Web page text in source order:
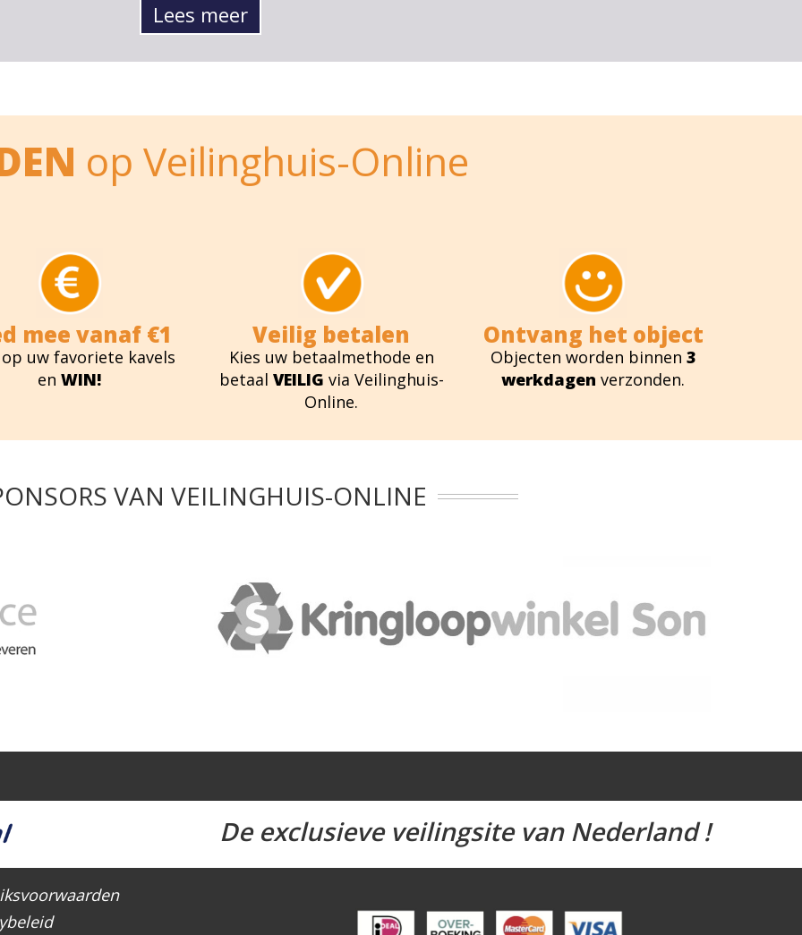
Lees meer
op Veilinghuis-Online
mee vanaf €1
uw favoriete kavels
enWIN!
Veilig betalen
Kies uw betaalmethode en
betaal VEILIG via Veilinghuis-
Online.
Ontvang het object
Objecten worden binnen 3
werkdagen verzonden.
VAN VEILINGHUIS-ONLINE
De exclusieve veilingsite van Nederland !